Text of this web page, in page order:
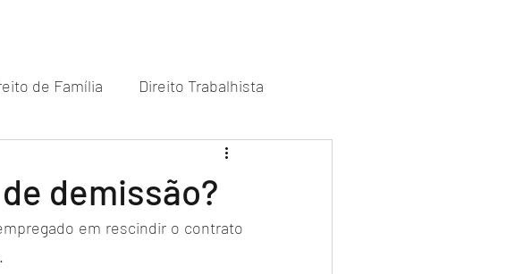
de Família Direito Trabalhista
demissão?
em rescindir o contrato